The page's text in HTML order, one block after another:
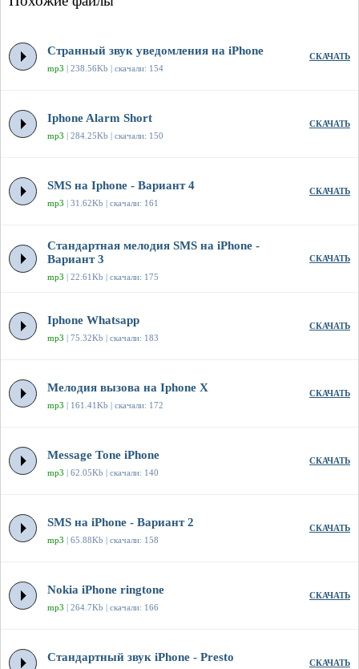
Странный звук уведомления на iPhone
mp3 | 238.56Kb | скачали: 154
СКАЧАТЬ
Iphone Alarm Short
mp3 | 284.25Kb | скачали: 150
СКАЧАТЬ
SMS на Iphone - Вариант 4
mp3 | 31.62Kb | скачали: 161
СКАЧАТЬ
Стандартная мелодия SMS на iPhone -
Вариант 3
mp3 | 22.61Kb | скачали: 175
СКАЧАТЬ
Iphone Whatsapp
mp3 | 75.32Kb | скачали: 183
СКАЧАТЬ
Мелодия вызова на Iphone X
mp3 | 161.41Kb | скачали: 172
СКАЧАТЬ
Message Tone iPhone
mp3 | 62.05Kb | скачали: 140
СКАЧАТЬ
SMS на iPhone - Вариант 2
mp3 | 65.88Kb | скачали: 158
СКАЧАТЬ
Nokia iPhone ringtone
mp3 | 264.7Kb | скачали: 166
СКАЧАТЬ
Стандартный звук iPhone - Presto СКАЧАТЬ